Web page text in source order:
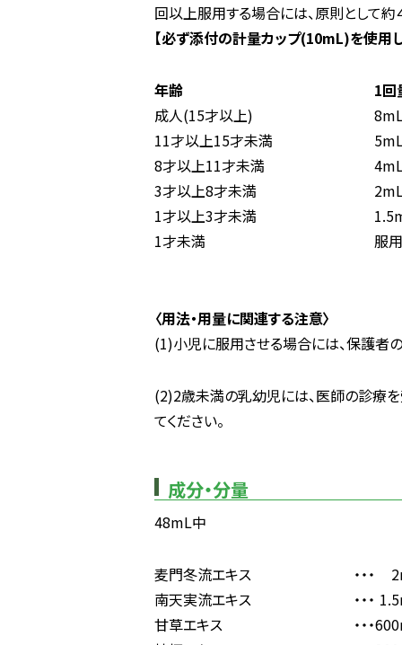
回以上服用する場合には、原則として約
【必ず添付の計量カップ(10mL)を使用し
年齢
1回
成人(15才以上)
11才以上15才未満
8才以上11才未満
3才以上8才未満
1才以上3才未満
1才未満
服
〈用法・用量に関連する注意〉
(1)小児に服用させる場合には、保護者
(2)2歳未満の乳幼児には、医師の診療
てください。
成分・分量
48mL中
麦門冬流エキス ・・・
南天実流エキス
・・・
甘草エキス
・・・